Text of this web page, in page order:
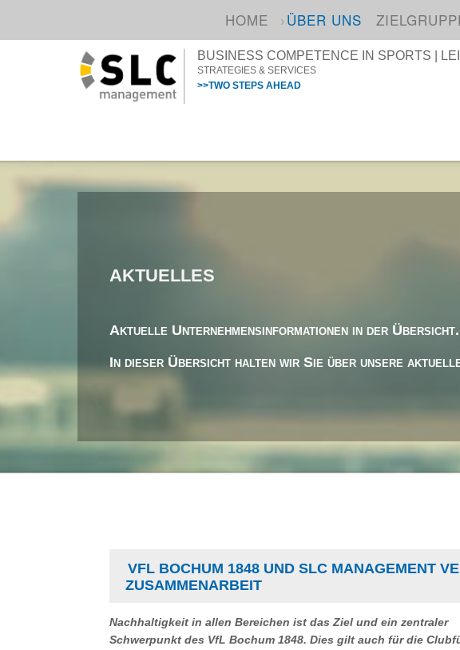
HOME ÜBER UNS
BUSINESS COMPETENCE IN SPORTS |
STRATEGIES & SERVICES
>>TWO STEPS AHEAD
AKTUELLES
Aktuelle Unternehmensinformationen in der Übersicht.
In dieser Übersicht halten wir Sie über unsere
VFL BOCHUM 1848 UND SLC MANAGEMENT
ZUSAMMENARBEIT
Nachhaltigkeit in allen Bereichen ist das Ziel und ein zentraler
Schwerpunkt des VfL Bochum 1848. Dies gilt auch für die